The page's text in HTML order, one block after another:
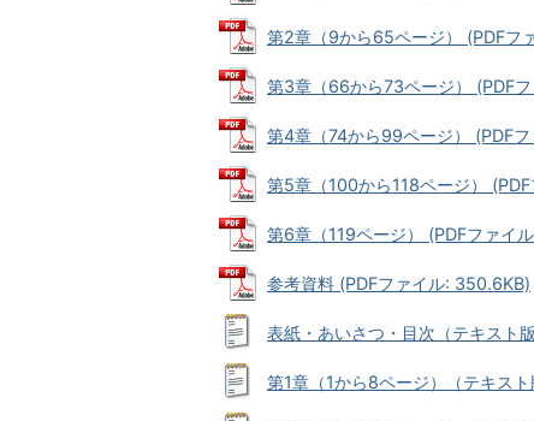
第2章（9から65ページ） (PDFフ
第3章（66から73ページ） (PDF
第4章（74から99ページ） (PDF
第5章（100から118ページ）
第6章（119ページ） (PDFファイ
参考資料 (PDFファイル: 350.6KB)
表紙・あいさつ・目次（テキスト
第1章（1から8ページ）（テキス